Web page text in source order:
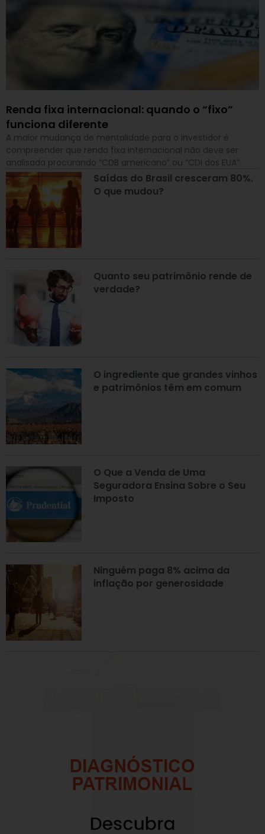
Renda fixa internacional: quando o “fixo”
funciona diferente
A maior mudança de mentalidade para o investidor é
compreender que renda fixa internacional não deve ser
analisada procurando “CDB americano” ou “CDI dos EUA”.
Saídas do Brasil cresceram 80%.
O que mudou?
Quanto seu patrimônio rende de
verdade?
O ingrediente que grandes vinhos
e patrimônios têm em comum
O Que a Venda de Uma
Seguradora Ensina Sobre o Seu
Imposto
Ninguém paga 8% acima da
inflação por generosidade